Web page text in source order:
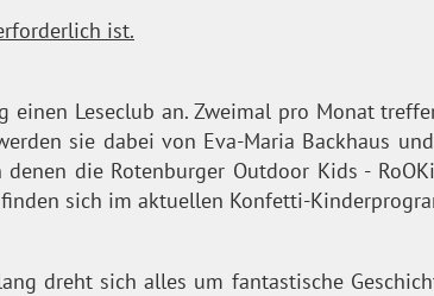
ist.
Leseclub an. Zweimal pro Monat
sie dabei von Eva-Maria Backhaus
die Rotenburger Outdoor Kids -
sich im aktuellen Konfetti-
dreht sich alles um fantastische